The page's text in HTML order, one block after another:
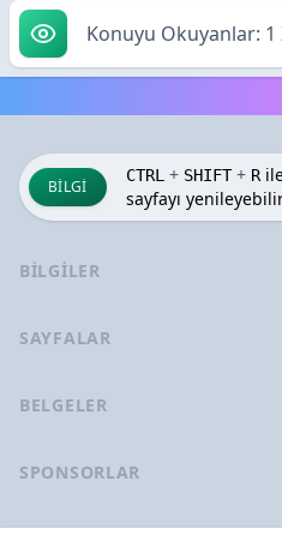
Konuyu Okuyanlar: 1
BILGI
CTRL + SHIFT + R
sayfayı
BILGILER
SAYFALAR
BELGELER
SPONSORLAR